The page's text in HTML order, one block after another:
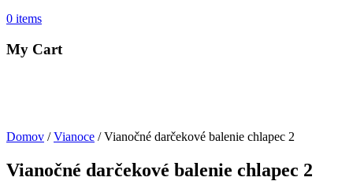
0 items
My Cart
Domov /Vianoce / Vianočné darčekové balenie chlapec 2
Vianočné darčekové balenie chlapec 2